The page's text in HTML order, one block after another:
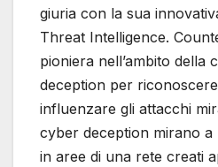
giuria con la sua
Threat Intelligence.
pioniera nell’ambito della
deception per
influenzare gli attacchi
cyber deception mirano
in aree di una rete creati